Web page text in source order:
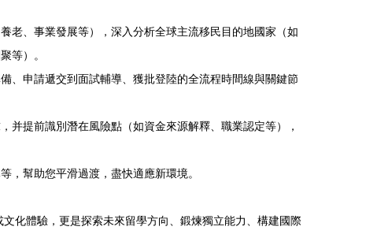
老、事業發展等），深入分析全球主流移民目的地國家（如
等）。
、申請遞交到面試輔導、獲批登陸的全流程時間線與關鍵節
并提前識別潛在風險點（如資金來源解釋、職業認定等），
，幫助您平滑過渡，盡快適應新環境。
化體驗，更是探索未來留學方向、鍛煉獨立能力、構建國際